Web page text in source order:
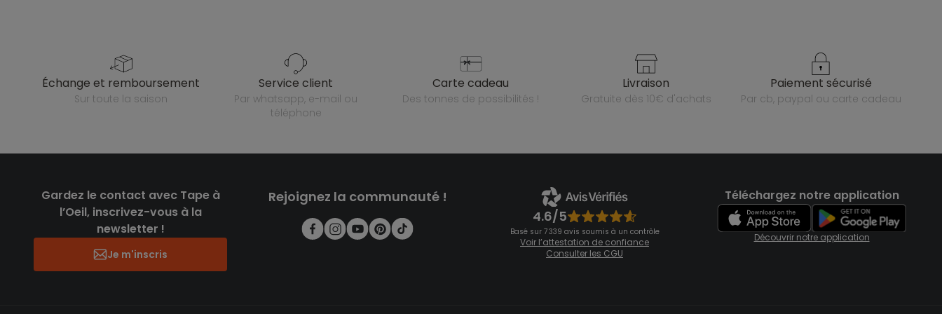
échange et remboursement
sur toute la saison
service client
par whatsapp, e-mail ou
téléphone
carte cadeau
des tonnes de possibilités !
livraison
gratuite dès 10€ d'achats
paiement sécurisé
par cb, paypal ou carte cadeau
Gardez le contact avec Tape à
l’Oeil, inscrivez-vous à la
newsletter !
Je m'inscris
Rejoignez la communauté !
4.6/5
Basé sur 7 339 avis soumis à un contrôle
Voir l’attestation de confiance
Consulter les CGU
Téléchargez notre application
Découvrir notre application